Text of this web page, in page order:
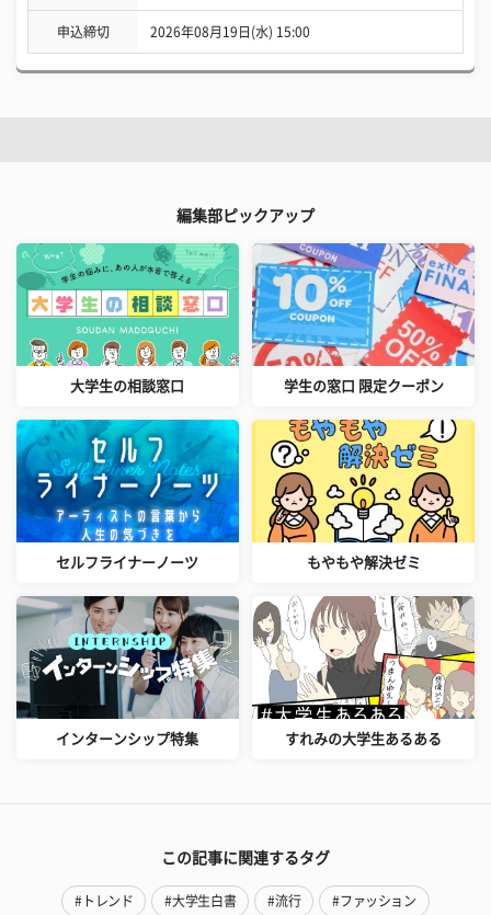
申込締切 2026年08月19日(水) 15:00
編集部ピックアップ
大学生の相談窓口 学生の窓口 限定クーポン
セルフライナーノーツ もやもや解決ゼミ
インターンシップ特集 すれみの大学生あるある
この記事に関連するタグ
#トレンド #大学生白書 #流行 #ファッション